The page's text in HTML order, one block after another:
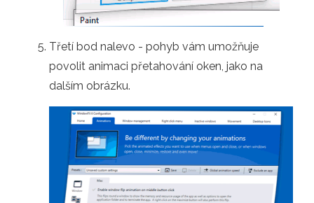
Třetí bod nalevo - pohyb vám umožňuje
povolit animaci přetahování oken, jako na
dalším obrázku.